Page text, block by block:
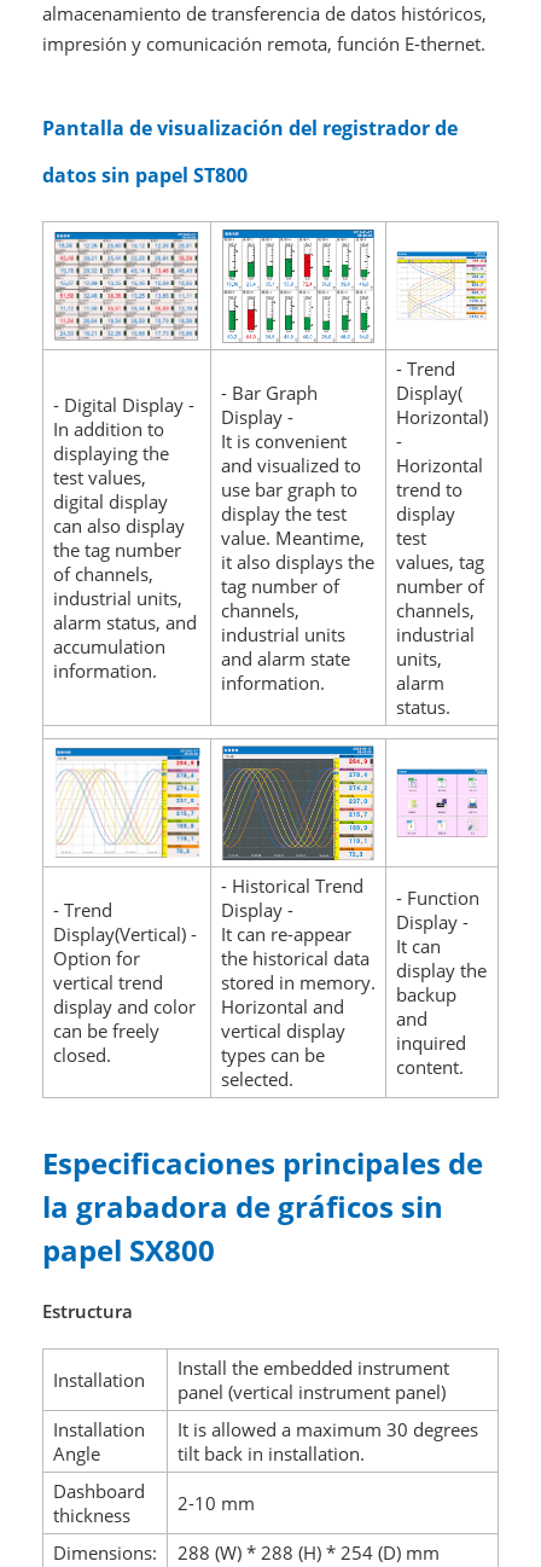
almacenamiento de transferencia de datos históricos,
impresión y comunicación remota, función E-thernet.
Pantalla de visualización del registrador de
datos sin papel ST800
- Digital Display -
In addition to
displaying the
test values,
digital display
can also display
the tag number
of channels,
industrial units,
alarm status, and
accumulation
information.
- Bar Graph
Display -
It is convenient
and visualized to
use bar graph to
display the test
value. Meantime,
it also displays the
tag number of
channels,
industrial units
and alarm state
information.
- Trend
Display(
Horizontal)
-
Horizontal
trend to
display
test
values, tag
number of
channels,
industrial
units,
alarm
status.
- Trend
Display(Vertical) -
Option for
vertical trend
display and color
can be freely
closed.
- Historical Trend
Display -
It can re-appear
the historical data
stored in memory.
Horizontal and
vertical display
types can be
selected.
- Function
Display -
It can
display the
backup
and
inquired
content.
Especificaciones principales de
la grabadora de gráficos sin
papel SX800
Estructura
Installation
Install the embedded instrument
panel (vertical instrument panel)
Installation
Angle
It is allowed a maximum 30 degrees
tilt back in installation.
Dashboard
thickness
2-10 mm
Dimensions: 288 (W) * 288 (H) * 254 (D) mm